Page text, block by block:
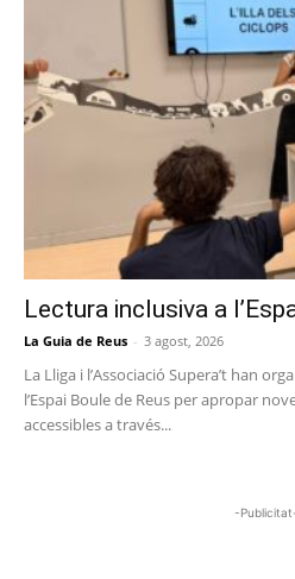
Lectura inclusiva a
La Guia de Reus - 3 agost, 2026
La Lliga i l’Associació Supera’t han
l’Espai Boule de Reus per apropar
accessibles a través...
-